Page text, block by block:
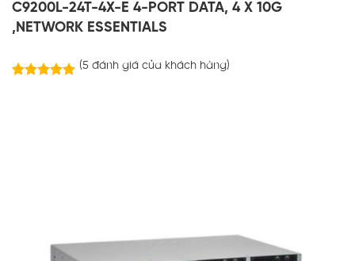
C9200L-24T-4X-E 4-PORT DATA, 4 X 10G
,NETWORK ESSENTIALS
(5 đánh giá của khách hàng)